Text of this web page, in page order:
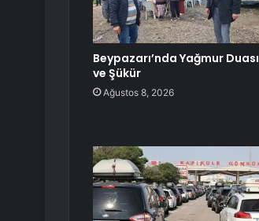
Beypazarı’nda Yağmur Duası
ve Şükür
Ağustos 8, 2026